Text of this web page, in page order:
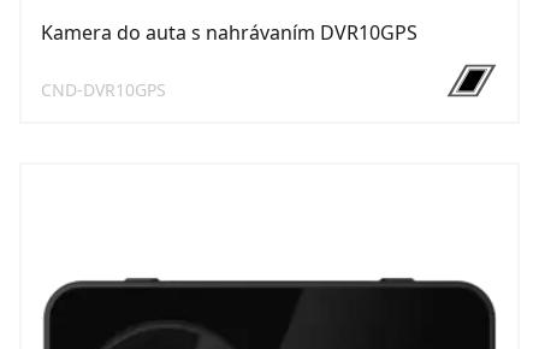
Kamera do auta s nahrávaním DVR10GPS
CND-DVR10GPS